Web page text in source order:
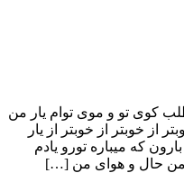
کوی تو و موی توام یار من
از خوبتر از خوبتر از یار
که میباره تورو یادم
من حال و هوای من […]